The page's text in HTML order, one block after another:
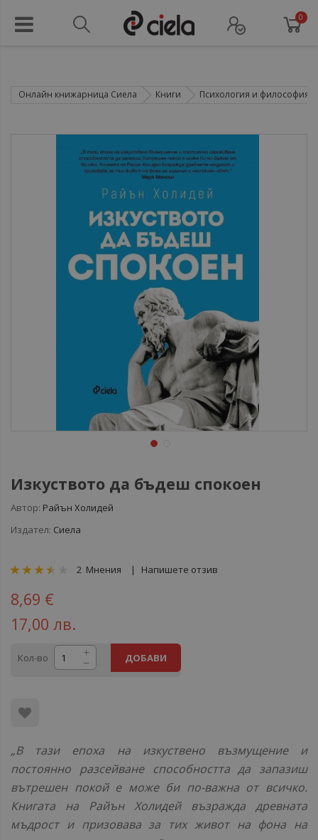
0
Онлайн книжарница Сиела Книги Психология и философия
Изкуството да бъдеш спокоен
Автор: Райън Холидей
Издател: Сиела
рейтинг:
2 Мнения Напишете отзив
8,69 €
17,00 лв.
Кол-во ДОБАВИ
„В тази епоха на изкуствено възмущение и
постоянно разсейване способността да запазиш
вътрешен покой е може би по-важна от всичко.
Книгата на Райън Холидей възражда древната
мъдрост и призовава за тих живот на фона на